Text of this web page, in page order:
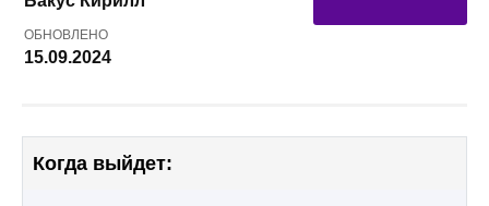
ОБНОВЛЕНО
15.09.2024
Когда выйдет: